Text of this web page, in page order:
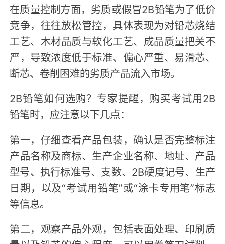
在质量控制方面，劣质或假冒2B铅笔为了低价
竞争，往往放松管控，具体表现为对铅芯烧结
工艺、木材品质与软化工艺、成品质量把关不
严，导致浓度低于标准、偏心严重、易滑芯、
断芯、卷削困难的劣质产品流入市场。
2B铅笔如何选购？专家提醒，购买考试用2B
铅笔时，应注意以下几点：
第一，仔细查看产品包装，确认是否完整标注
产品名称及商标、生产企业名称、地址、产品
型号、执行标准号、支数、2B硬度记号、生产
日期，以及“考试用铅笔”或“涂卡专用笔”标志
等信息。
第二，观察产品外观，包括表面处理、印刷质